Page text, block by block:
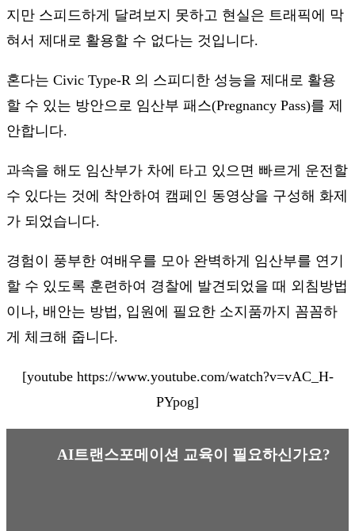
지만 스피드하게 달려보지 못하고 현실은 트래픽에 막
혀서 제대로 활용할 수 없다는 것입니다.
혼다는 Civic Type-R 의 스피디한 성능을 제대로 활용
할 수 있는 방안으로 임산부 패스(Pregnancy Pass)를 제
안합니다.
과속을 해도 임산부가 차에 타고 있으면 빠르게 운전할
수 있다는 것에 착안하여 캠페인 동영상을 구성해 화제
가 되었습니다.
경험이 풍부한 여배우를 모아 완벽하게 임산부를 연기
할 수 있도록 훈련하여 경찰에 발견되었을 때 외침방법
이나, 배안는 방법, 입원에 필요한 소지품까지 꼼꼼하
게 체크해 줍니다.
[youtube https://www.youtube.com/watch?v=vAC_H-
PYpog]
AI트랜스포메이션 교육이 필요하신가요?